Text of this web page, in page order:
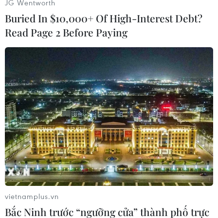
#iPhone 5C #Màu đen #Sonny Dickson
Theo dõi VietnamPlus
TIN CÙNG CHUYÊN MỤC
Xe điện Trung Quốc mở rộng
JG Wentworth
Buried In $10,000+ Of High-Interest Debt?
Read Page 2 Before Paying
vietnamplus.vn
Bắc Ninh trước “ngưỡng cửa” thành phố trực